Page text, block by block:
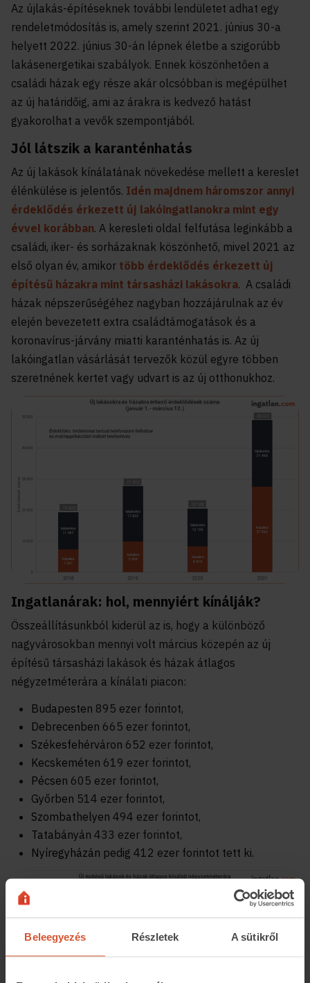
Beleegyezés Részletek A sütikről
Az újlakás-építéseknek további lendületet adhat egy
rendeletmódosítás is, amely szerint 2021. június 30-a
helyett 2022. június 30-án lépnek életbe a szigorúbb
lakásenergetikai szabályok. Ennek köszönhetően a
családi házak egy része akár olcsóbban is megépülhet
az új határidőig, ami az árakra is kedvező hatást
gyakorolhat a vevők szempontjából.
Jól látszik a karanténhatás
Az új lakások kínálatának növekedése mellett a kereslet
élénkülése is jelentős. Idén majdnem háromszor annyi
érdeklődés érkezett új lakóingatlanokra mint egy
évvel korábban. A keresleti oldal felfutása leginkább a
családi, iker- és sorházaknak köszönhető, mivel 2021 az
első olyan év, amikor több érdeklődés érkezett új
építésű házakra mint társasházi lakásokra. A családi
házak népszerűségéhez nagyban hozzájárulnak az év
elején bevezetett extra családtámogatások és a
koronavírus-járvány miatti karanténhatás is. Az új
lakóingatlan vásárlását tervezők közül egyre többen
szeretnének kertet vagy udvart is az új otthonukhoz.
Ingatlanárak: hol, mennyiért kínálják?
Összeállításunkból kiderül az is, hogy a különböző
nagyvárosokban mennyi volt március közepén az új
építésű társasházi lakások és házak átlagos
négyzetméterára a kínálati piacon:
Budapesten 895 ezer forintot,
Debrecenben 665 ezer forintot,
Székesfehérváron 652 ezer forintot,
Kecskeméten 619 ezer forintot,
Pécsen 605 ezer forintot,
Győrben 514 ezer forintot,
Szombathelyen 494 ezer forintot,
Tatabányán 433 ezer forintot,
Nyíregyházán pedig 412 ezer forintot tett ki.